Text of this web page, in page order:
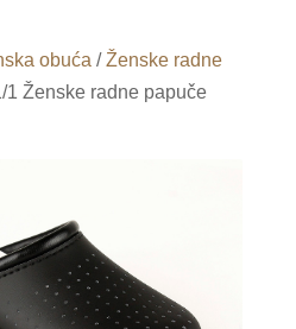
obuća /Ženske radne
Ženske radne papuče